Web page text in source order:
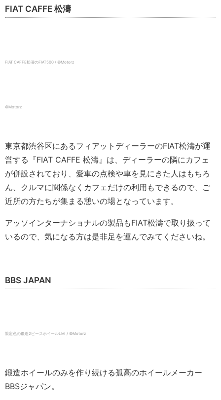
FIAT CAFFE 松濤
FIAT CAFFE松濤のFIAT500 / ©️Motorz
©️Motorz
東京都渋谷区にあるフィアットディーラーのFIAT松濤が運
営する『FIAT CAFFE 松濤』は、ディーラーの隣にカフェ
が併設されており、愛車の点検や車を見にきた人はもちろ
ん、クルマに関係なくカフェだけの利用もできるので、ご
近所の方たちが集まる憩いの場となっています。
アッソインターナショナルの製品もFIAT松濤で取り扱って
いるので、気になる方は是非足を運んでみてくださいね。
BBS JAPAN
限定色の鍛造2ピースホイールLM / ©️Motorz
鍛造ホイールのみを作り続ける孤高のホイールメーカー
BBSジャパン。